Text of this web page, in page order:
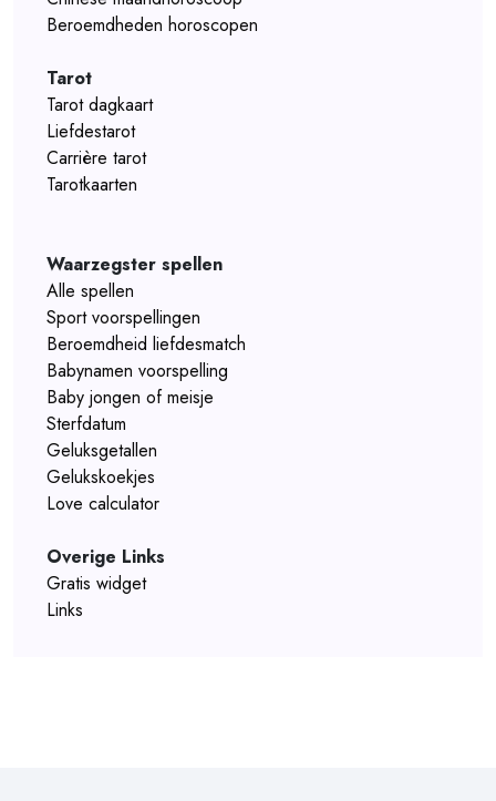
Beroemdheden horoscopen
Tarot
Tarot dagkaart
Liefdestarot
Carrière tarot
Tarotkaarten
Waarzegster spellen
Alle spellen
Sport voorspellingen
Beroemdheid liefdesmatch
Babynamen voorspelling
Baby jongen of meisje
Sterfdatum
Geluksgetallen
Gelukskoekjes
Love calculator
Overige Links
Gratis widget
Links